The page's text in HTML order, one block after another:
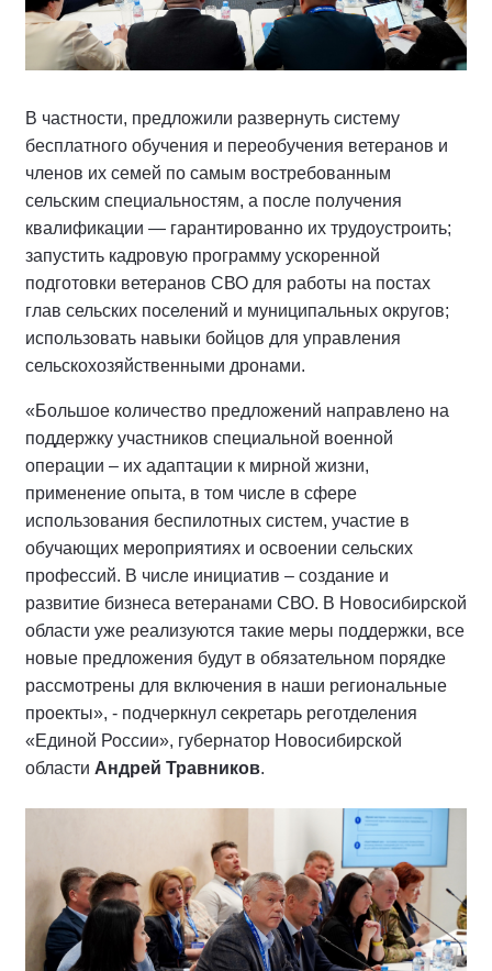
В частности, предложили развернуть систему
бесплатного обучения и переобучения ветеранов и
членов их семей по самым востребованным
сельским специальностям, а после получения
квалификации — гарантированно их трудоустроить;
запустить кадровую программу ускоренной
подготовки ветеранов СВО для работы на постах
глав сельских поселений и муниципальных округов;
использовать навыки бойцов для управления
сельскохозяйственными дронами.
«Большое количество предложений направлено на
поддержку участников специальной военной
операции – их адаптации к мирной жизни,
применение опыта, в том числе в сфере
использования беспилотных систем, участие в
обучающих мероприятиях и освоении сельских
профессий. В числе инициатив – создание и
развитие бизнеса ветеранами СВО. В Новосибирской
области уже реализуются такие меры поддержки, все
новые предложения будут в обязательном порядке
рассмотрены для включения в наши региональные
проекты», - подчеркнул секретарь реготделения
«Единой России», губернатор Новосибирской
области Андрей Травников.